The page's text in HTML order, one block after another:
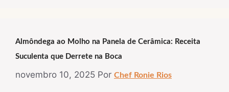
Almôndega ao Molho na Panela de Cerâmica: Receita
Suculenta que Derrete na Boca
novembro 10, 2025 Por Chef Ronie Rios